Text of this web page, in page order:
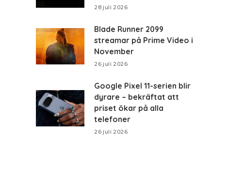
28 juli 2026
Blade Runner 2099
streamar på Prime Video i
November
26 juli 2026
Google Pixel 11-serien blir
dyrare – bekräftat att
priset ökar på alla
telefoner
26 juli 2026